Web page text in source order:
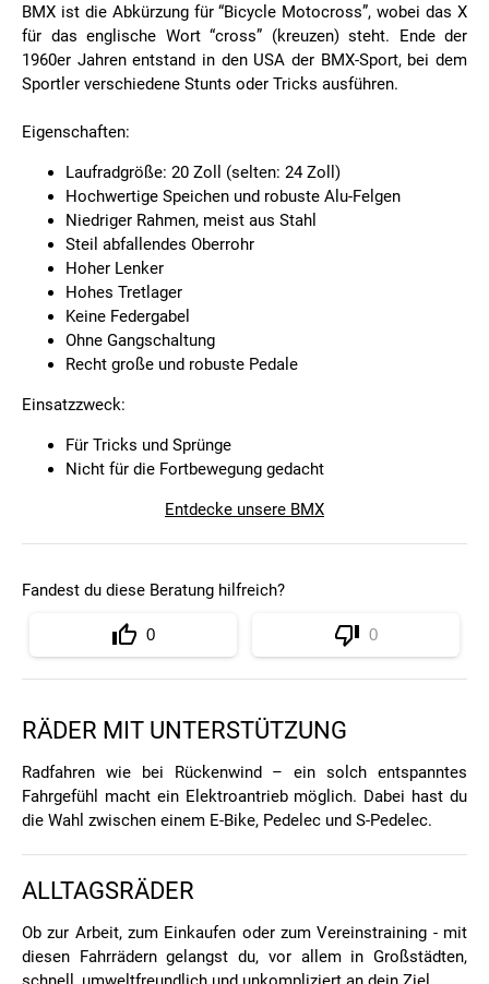
BMX ist die Abkürzung für “Bicycle Motocross”, wobei das X
für das englische Wort “cross” (kreuzen) steht. Ende der
1960er Jahren entstand in den USA der BMX-Sport, bei dem
Sportler verschiedene Stunts oder Tricks ausführen.
Eigenschaften:
Laufradgröße: 20 Zoll (selten: 24 Zoll)
Hochwertige Speichen und robuste Alu-Felgen
Niedriger Rahmen, meist aus Stahl
Steil abfallendes Oberrohr
Hoher Lenker
Hohes Tretlager
Keine Federgabel
Ohne Gangschaltung
Recht große und robuste Pedale
Einsatzzweck:
Für Tricks und Sprünge
Nicht für die Fortbewegung gedacht
Entdecke unsere BMX
Fandest du diese Beratung hilfreich?
0 0
RÄDER MIT UNTERSTÜTZUNG
Radfahren wie bei Rückenwind – ein solch entspanntes
Fahrgefühl macht ein Elektroantrieb möglich. Dabei hast du
die Wahl zwischen einem E-Bike, Pedelec und S-Pedelec.
ALLTAGSRÄDER
Ob zur Arbeit, zum Einkaufen oder zum Vereinstraining - mit
diesen Fahrrädern gelangst du, vor allem in Großstädten,